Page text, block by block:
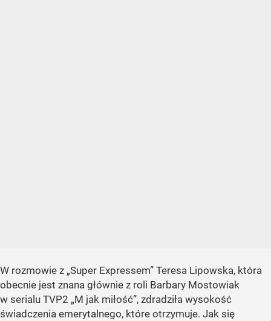
W rozmowie z „Super Expressem” Teresa Lipowska, która
obecnie jest znana głównie z roli Barbary Mostowiak
w serialu TVP2 „M jak miłość”, zdradziła wysokość
świadczenia emerytalnego, które otrzymuje. Jak się